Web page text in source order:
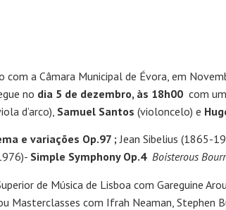
a Câmara Municipal de Évora, em
no dia 5 de dezembro, às 18h00 com
d’arco), Samuel Santos (violoncelo) e
e variações Op.97 ;Jean Sibelius (1865-
Simple Symphony Op.4 Boisterous
de Música de Lisboa com Gareguine
Masterclasses com Ifrah Neaman, Stephen